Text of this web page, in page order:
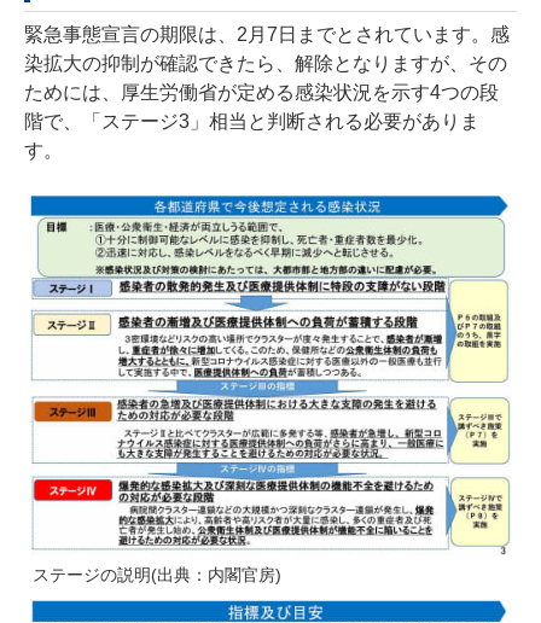
緊急事態宣言の期限は、2月7日までとされています。感
染拡大の抑制が確認できたら、解除となりますが、その
ためには、厚生労働省が定める感染状況を示す4つの段
階で、「ステージ3」相当と判断される必要がありま
す。
ステージの説明(出典：内閣官房)